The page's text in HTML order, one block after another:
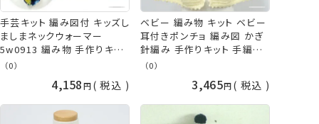
手芸キット 編み図付 キッズし
ましまネックウォーマー
5w0913 編み物 手作りキッ
ト ダルマ 手芸の山久
（0）
4,158 税込
ベビー 編み物 キット ベビー
耳付きポンチョ 編み図 かぎ
針編み 手作りキット 手編み
子供 こども キッズ 手作り 手
ロー ポンチョ フード ケープ
やわらかラム ダルマ 横田
daruma 手芸の山久
（0）
3,465 税込